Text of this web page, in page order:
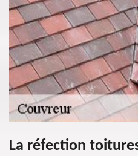
La réfection